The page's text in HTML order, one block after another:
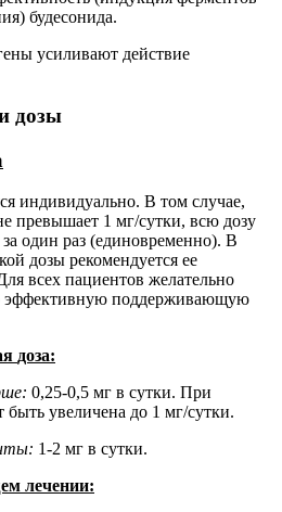
будесонида.
усиливают действие
дозы
индивидуально. В том случае,
превышает 1 мг/сутки, всю дозу
один раз (единовременно). В
дозы рекомендуется ее
всех пациентов желательно
эффективную поддерживающую
доза:
0,25-0,5 мг в сутки. При
быть увеличена до 1 мг/сутки.
1-2 мг в сутки.
лечении: